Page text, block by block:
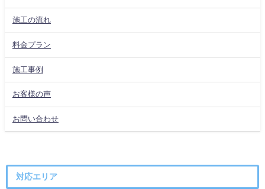
施工の流れ
料金プラン
施工事例
お客様の声
お問い合わせ
対応エリア